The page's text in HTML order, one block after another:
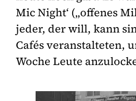
Mic Night‘ („offenes
jeder, der will, kann
Cafés veranstalteten,
Woche Leute